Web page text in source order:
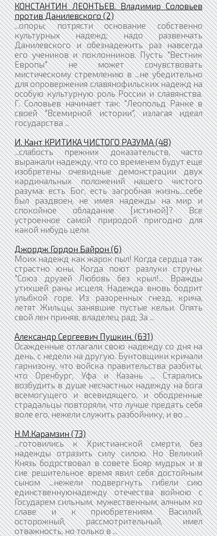
КОНСТАНТИН ЛЕОНТЬЕВ. Владимир Соловьев
против Данилевского (2)
...опоры; потрясти основание собственно
культурных надежд; надо развенчать
Данилевского и обезнадежить раз навсегда
его учеников и поклонников. Пусть "Вестник
Европы" не может сочувствовать
мистическому стремлению в ...не убедительно
для опровержения славянофильских надежд на
особую культурную роль России и славянства.
Г. Соловьев начинает так: "Леопольд Ранке в
своей "Всемирной истории", излагая идеал
государства ...
И. Кант КРИТИКА ЧИСТОГО РАЗУМА (48)
...слабость прежних доказательств, часто
выражали надежду, что со временем будут еще
изобретены очевидные демонстрации двух
кардинальных положений нашего чистого
разума: есть Бог, есть загробная жизнь....себе
был раздвоен, не имея надежды на мир и
спокойное обладание [истиной]? Все
устроенное самой природой пригодно для
какой нибудь цели.
Джордж Гордон Байрон (6)
Моих надежд как жарок пыл! Когда сердца так
страстно юны, Когда поют разлуки струны:
"Союз друзей Любовь без крыл!... Вражды
утихшей раны исцеля, Надежда вновь бодрит
улыбкой горе. Из разоренных гнезд, крича,
летят Жильцы, занявшие пустые кельи. Опять
свой лен приняв, владелец рад; За ...
Александр Сергеевич Пушкин. (631)
Осажденные отлагали свою надежду со дня на
день, с недели на другую. Бунтовщики кричали
гарнизону, что войска правительства разбиты,
что Оренбург, Уфа и Казань ... Старались
возбудить в душе несчастных надежду на бога
всемогущего и всевидящего, и ободренные
страдальцы повторяли, что лучше предать себя
воле его, нежели служить разбойнику, и во ...
Н.М.Карамзин (73)
...готовились к Христианской смерти, без
надежды отразить силу силою. Но Великий
Князь бодрствовал в совете Бояр мудрых и в
сие решительное время явил себя достойным
сыном ...нежели подвергнуть гибели сию
единственнуюнадежду отечества войною с
Государем сильным, мужественным, алчным ко
славе и к приобретениям. Василий,
осторожный, рассмотрительный, имел
отважность, но только в ...